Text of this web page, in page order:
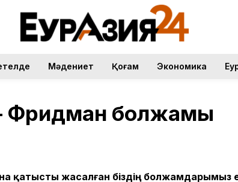
Мәдениет Қоғам Экономика
Фридман болжамы
қатысты жасалған біздің болжамдарымыз